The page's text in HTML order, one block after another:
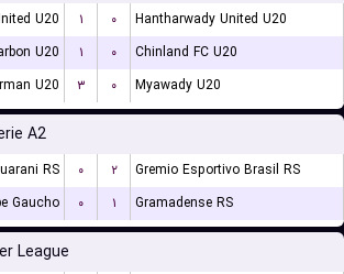
U20 ۱ ۰
Hantharwady United U20
U20
۱ ۰
Chinland FC U20
U20
۳ ۰ Myawady U20
A2
RS ۰ ۲
Gremio Esportivo Brasil RS
Gaucho
۰ ۱ Gramadense RS
League